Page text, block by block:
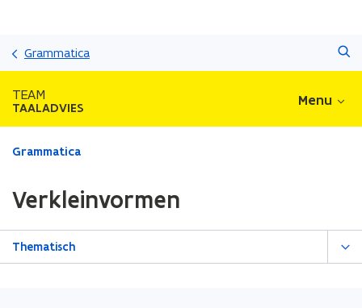
Grammatica
TEAM
TAALADVIES Menu
Gedaan
zich
op:
Verkleinvormen
Grammatica
Verkleinvormen
Thematisch